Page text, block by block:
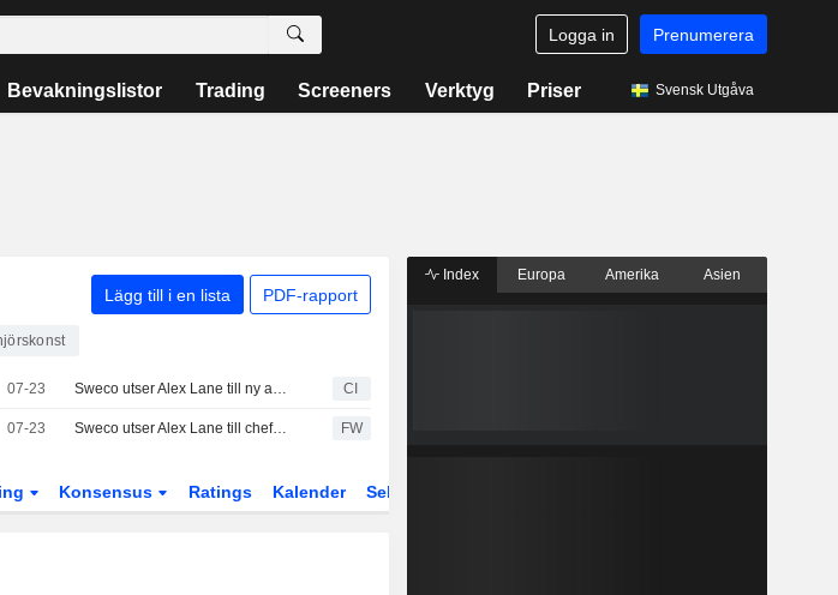
Logga in Prenumerera
Bevakningslistor Trading Screeners Verktyg Priser Svensk Utgåva
Lägg till i en lista PDF-rapport
07-23 Sweco utser Alex Lane till ny affärsområdeschef för Sweco UK och medlem i koncernledningen från den 1 oktober 2026 CI
07-23 Sweco utser Alex Lane till chef i Storbritannien FW
Konsensus Ratings Kalender Sektor
Index Europa Amerika Asien